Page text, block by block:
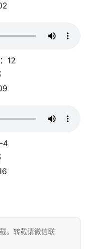
12
4
。转载请微信联